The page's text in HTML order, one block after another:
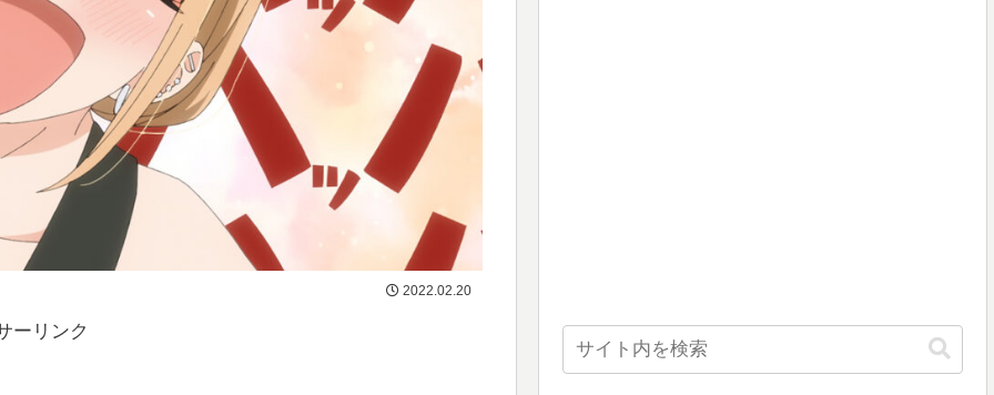
2022.02.20
ーリンク